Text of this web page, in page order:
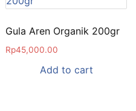
Gula Aren Organik 200gr
Rp45,000.00
Add to cart